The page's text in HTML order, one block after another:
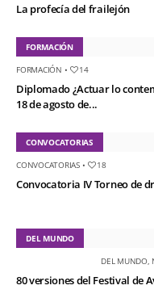
La profecía del frailejón
FORMACIÓN
FORMACIÓN • 14
Diplomado ¿Actuar lo
18 de agosto de...
CONVOCATORIAS
CONVOCATORIAS• 18
Convocatoria IV Torneo de
DEL MUNDO
DEL MUNDO,
80 versiones del Festival de